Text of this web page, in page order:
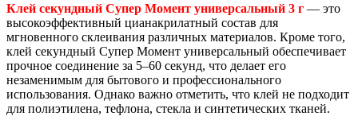
Клей секундный Супер Момент универсальный 3 г — это
высокоэффективный цианакрилатный состав для
мгновенного склеивания различных материалов. Кроме того,
клей секундный Супер Момент универсальный обеспечивает
прочное соединение за 5–60 секунд, что делает его
незаменимым для бытового и профессионального
использования. Однако важно отметить, что клей не подходит
для полиэтилена, тефлона, стекла и синтетических тканей.